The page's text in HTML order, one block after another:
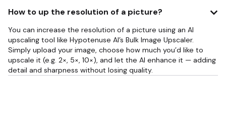
How to up the resolution of a picture?
You can increase the resolution of a picture using an AI
upscaling tool like Hypotenuse AI’s Bulk Image Upscaler.
Simply upload your image, choose how much you’d like to
upscale it (e.g. 2×, 5×, 10×), and let the AI enhance it — adding
detail and sharpness without losing quality.